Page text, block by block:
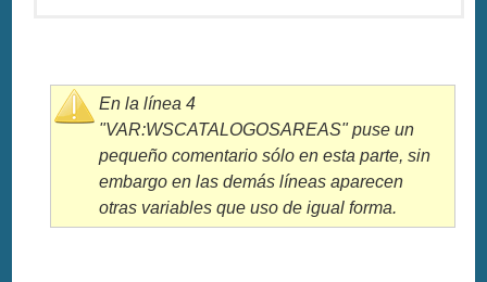
En la línea 4
"VAR:WSCATALOGOSAREAS" puse un
pequeño comentario sólo en esta parte, sin
embargo en las demás líneas aparecen
otras variables que uso de igual forma.